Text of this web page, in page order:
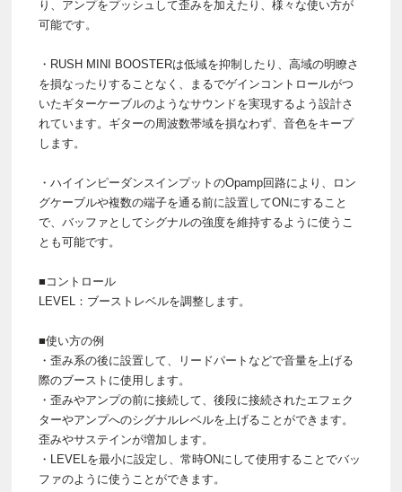
り、アンプをプッシュして歪みを加えたり、様々な使い方が
可能です。
・RUSH MINI BOOSTERは低域を抑制したり、高域の明瞭さ
を損なったりすることなく、まるでゲインコントロールがつ
いたギターケーブルのようなサウンドを実現するよう設計さ
れています。ギターの周波数帯域を損なわず、音色をキープ
します。
・ハイインピーダンスインプットのOpamp回路により、ロン
グケーブルや複数の端子を通る前に設置してONにすること
で、バッファとしてシグナルの強度を維持するように使うこ
とも可能です。
■コントロール
LEVEL：ブーストレベルを調整します。
■使い方の例
・歪み系の後に設置して、リードパートなどで音量を上げる
際のブーストに使用します。
・歪みやアンプの前に接続して、後段に接続されたエフェク
ターやアンプへのシグナルレベルを上げることができます。
歪みやサステインが増加します。
・LEVELを最小に設定し、常時ONにして使用することでバッ
ファのように使うことができます。